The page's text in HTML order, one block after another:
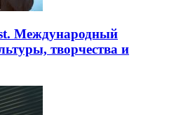
Международный
творчества и